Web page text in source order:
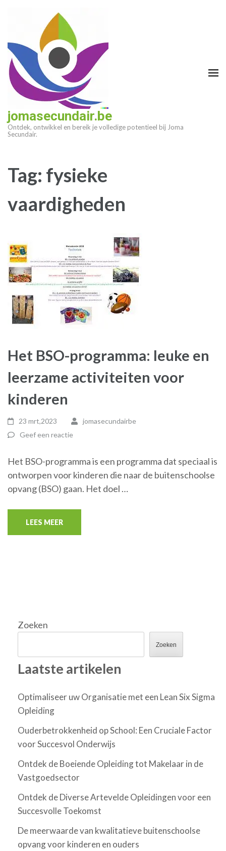
(druk
enter)
jomasecundair.be
Ontdek, ontwikkel en bereik je volledige potentieel bij Joma
Secundair.
Tag: fysieke
vaardigheden
Het BSO-programma: leuke en
leerzame activiteiten voor
kinderen
23 mrt,2023
jomasecundairbe
Geef een reactie
Het BSO-programma is een programma dat speciaal is
ontworpen voor kinderen die naar de buitenschoolse
opvang (BSO) gaan. Het doel …
LEES MEER
Zoeken
Zoeken
Laatste artikelen
Optimaliseer uw Organisatie met een Lean Six Sigma
Opleiding
Ouderbetrokkenheid op School: Een Cruciale Factor
voor Succesvol Onderwijs
Ontdek de Boeiende Opleiding tot Makelaar in de
Vastgoedsector
Ontdek de Diverse Artevelde Opleidingen voor een
Succesvolle Toekomst
De meerwaarde van kwalitatieve buitenschoolse
opvang voor kinderen en ouders